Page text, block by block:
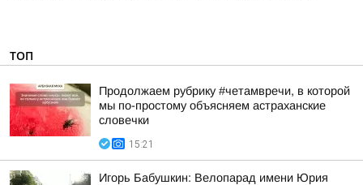
ТОП
Продолжаем рубрику #четамвречи, в которой
мы по-простому объясняем астраханские
словечки
15:21
Игорь Бабушкин: Велопарад имени Юрия